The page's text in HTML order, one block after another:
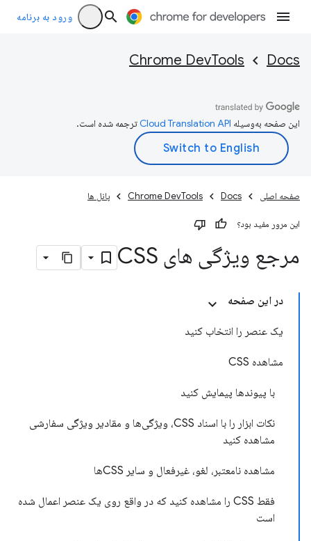
ورود به برنامه
Docs
Chrome DevTools
این صفحه به‌وسیله ترجمه شده است.
صفحه اصلی Docs
Chrome DevTools پانل ها
این مرور مفید بود؟
مرجع ویژگی های CSS
در این صفحه
یک عنصر را انتخاب کنید
مشاهده CSS
با پیوندها پیمایش کنید
نکات ابزار را با اسناد CSS، ویژگی‌ها و مقادیر ویژگی سفارشی
مشاهده کنید
مشاهده نامعتبر، لغو، غیرفعال و سایر CSSها
فقط CSS را مشاهده کنید که در واقع روی یک عنصر اعمال شده
است